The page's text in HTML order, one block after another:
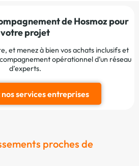
de Hosmoz pour
votre projet
et menez à bien vos achats inclusifs et
opérationnel d’un réseau
d’experts.
services entreprises
proches de